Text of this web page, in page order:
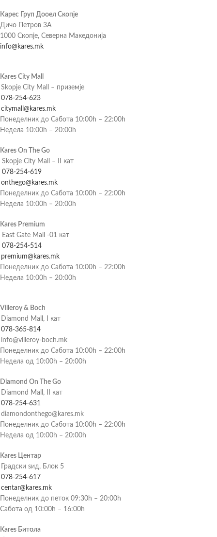
Карес Груп Дооел Скопје
Дичо Петров 3А
1000 Скопје, Северна Македонија
info@kares.mk
Kares City Mall
Skopje City Mall – приземје
078-254-623
citymall@kares.mk
Понеделник до Сабота 10:00h – 22:00h
Недела 10:00h – 20:00h
Kares On The Go
Skopje City Mall – II кат
078-254-619
onthego@kares.mk
Понеделник до Сабота 10:00h – 22:00h
Недела 10:00h – 20:00h
Kares Premium
East Gate Mall -01 кат
078-254-514
premium@kares.mk
Понеделник до Сабота 10:00h – 22:00h
Недела 10:00h – 20:00h
Villeroy & Boch
Diamond Mall, I кат
078-365-814
info@villeroy-boch.mk
Понеделник до Сабота 10:00h – 22:00h
Недела од 10:00h – 20:00h
Diamond On The Go
Diamond Mall, II кат
078-254-631
diamondonthego@kares.mk
Понеделник до Сабота 10:00h – 22:00h
Недела од 10:00h – 20:00h
Kares Центар
Градски ѕид, Блок 5
078-254-617
centar@kares.mk
Понеделник до петок 09:30h – 20:00h
Сабота од 10:00h – 16:00h
Kares Битола